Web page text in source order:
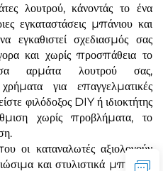
λουτρού, κάνοντάς το ένα
εγκαταστάσεις μπάνιου και
εγκαθιστεί σχεδιασμός σας
και χωρίς προσπάθεια το
αρμάτα λουτρού σας,
για επαγγελματικές
φιλόδοξος DIY ή ιδιοκτήτης
χωρίς προβλήματα, το
οι καταναλωτές αξιολογούν
και στυλιστικά μπάνιου,